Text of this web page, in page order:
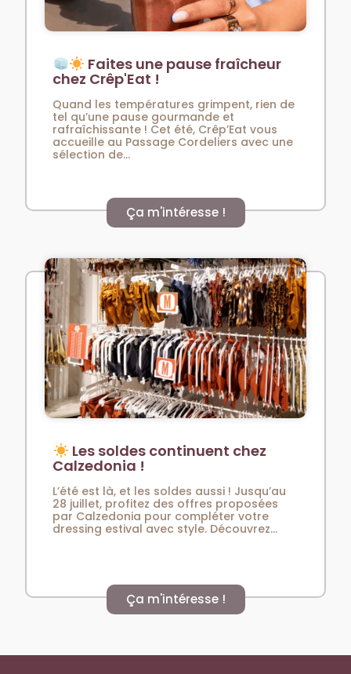
Faites une pause fraîcheur
chez Crêp'Eat !
Quand les températures grimpent, rien de
tel qu’une pause gourmande et
rafraîchissante ! Cet été, Crêp’Eat vous
accueille au Passage Cordeliers avec une
sélection de...
Ça m'intéresse !
Les soldes continuent chez
Calzedonia !
L’été est là, et les soldes aussi ! Jusqu’au
28 juillet, profitez des offres proposées
par Calzedonia pour compléter votre
dressing estival avec style. Découvrez...
Ça m'intéresse !